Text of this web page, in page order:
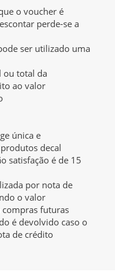
o voucher é
perde-se a
ser utilizado uma
ou total da
ao valor
única e
decal
satisfação é de 15
por nota de
o valor
futuras
é devolvido caso o
de crédito